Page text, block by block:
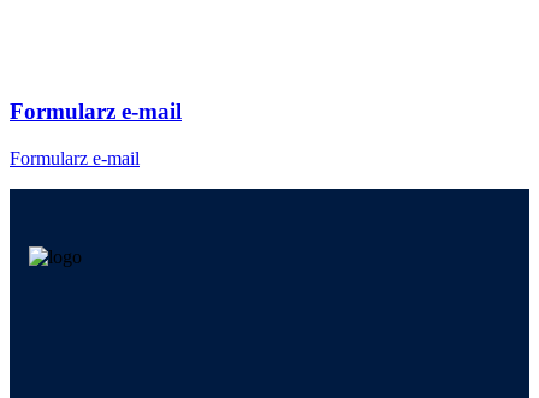
Formularz e-mail
Formularz e-mail